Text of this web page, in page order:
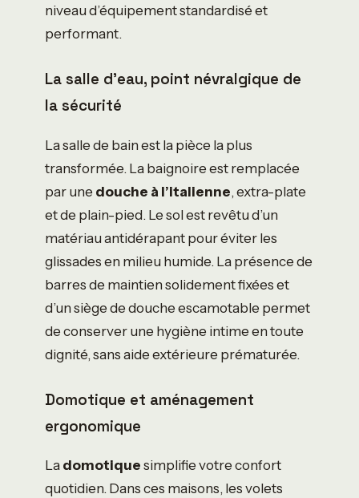
niveau d’équipement standardisé et
performant.
La salle d’eau, point névralgique de
la sécurité
La salle de bain est la pièce la plus
transformée. La baignoire est remplacée
par une douche à l’italienne, extra-plate
et de plain-pied. Le sol est revêtu d’un
matériau antidérapant pour éviter les
glissades en milieu humide. La présence de
barres de maintien solidement fixées et
d’un siège de douche escamotable permet
de conserver une hygiène intime en toute
dignité, sans aide extérieure prématurée.
Domotique et aménagement
ergonomique
Ladomotiquesimplifie votre confort
quotidien. Dans ces maisons, les volets